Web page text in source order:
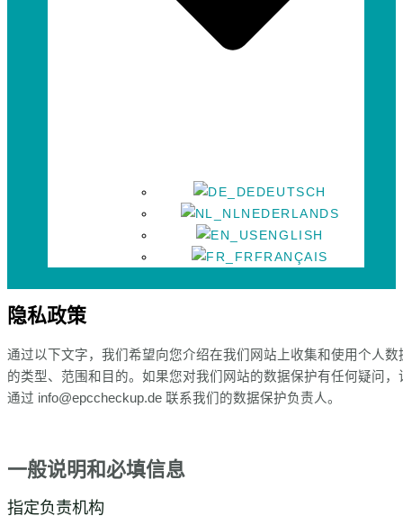
DEUTSCH
NEDERLANDS
ENGLISH
FRANÇAIS
隐私政策
通过以下文字，我们希望向您介绍在我们网站上收集和使用个人数
的类型、范围和目的。如果您对我们网站的数据保护有任何疑问，
通过 info@epccheckup.de 联系我们的数据保护负责人。
一般说明和必填信息
指定负责机构